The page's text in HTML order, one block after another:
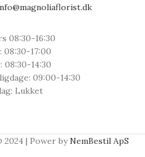
08:30-16:30
08:30-17:00
08:30-14:30
09:00-14:30
Lukket
2024 | Power byNemBestil ApS